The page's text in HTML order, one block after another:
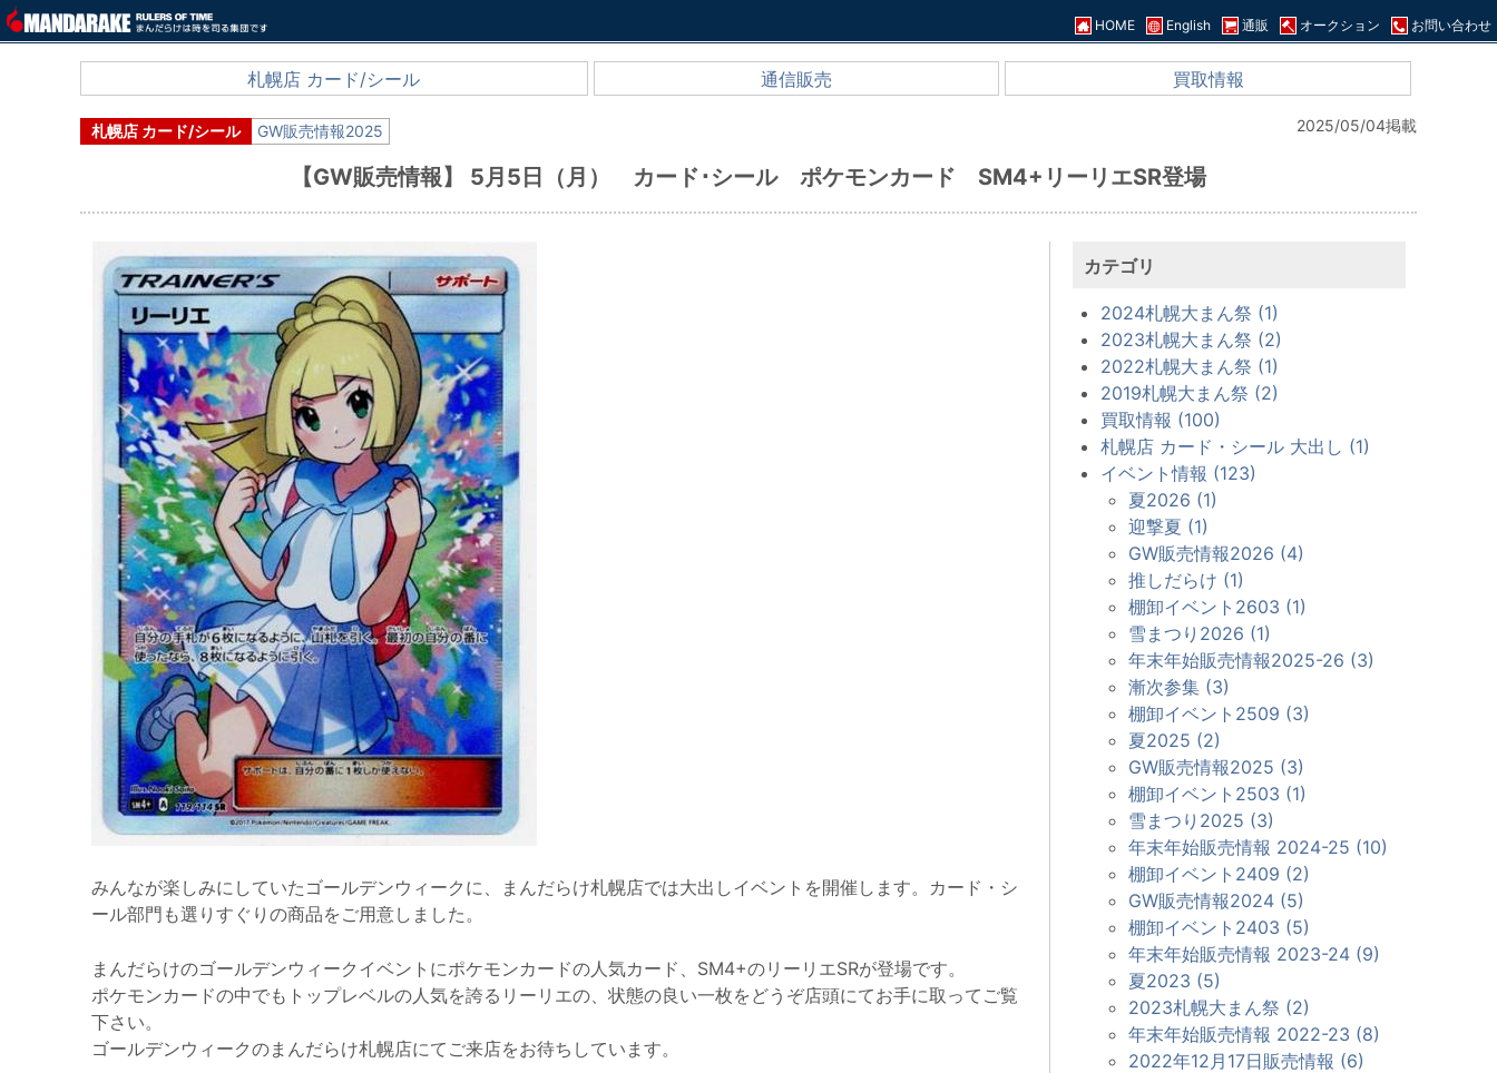
HOME English 通販 オークション お問い合わせ
札幌店 カード/シール 通信販売 買取情報
札幌店 カード/シール GW販売情報2025 2025/05/04掲載
【GW販売情報】 5月5日（月） カード･シール ポケモンカード SM4+リーリエSR登場
みんなが楽しみにしていたゴールデンウィークに、まんだらけ札幌店では大出しイベントを開催します。カード・シ
ール部門も選りすぐりの商品をご用意しました。
まんだらけのゴールデンウィークイベントにポケモンカードの人気カード、SM4+のリーリエSRが登場です。
ポケモンカードの中でもトップレベルの人気を誇るリーリエの、状態の良い一枚をどうぞ店頭にてお手に取ってご覧
下さい。
ゴールデンウィークのまんだらけ札幌店にてご来店をお待ちしています。
カテゴリ
2024札幌大まん祭 (1)
2023札幌大まん祭 (2)
2022札幌大まん祭 (1)
2019札幌大まん祭 (2)
買取情報 (100)
札幌店 カード・シール 大出し (1)
イベント情報 (123)
夏2026 (1)
迎撃夏 (1)
GW販売情報2026 (4)
推しだらけ (1)
棚卸イベント2603 (1)
雪まつり2026 (1)
年末年始販売情報2025-26 (3)
漸次参集 (3)
棚卸イベント2509 (3)
夏2025 (2)
GW販売情報2025 (3)
棚卸イベント2503 (1)
雪まつり2025 (3)
年末年始販売情報 2024-25 (10)
棚卸イベント2409 (2)
GW販売情報2024 (5)
棚卸イベント2403 (5)
年末年始販売情報 2023-24 (9)
夏2023 (5)
2023札幌大まん祭 (2)
年末年始販売情報 2022-23 (8)
2022年12月17日販売情報 (6)